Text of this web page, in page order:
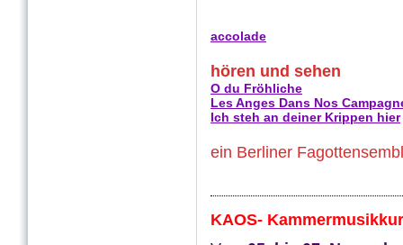
accolade
hören und sehen
O du Fröhliche
Les Anges Dans Nos
Ich steh an deiner Krippen hier
ein Berliner
KAOS-